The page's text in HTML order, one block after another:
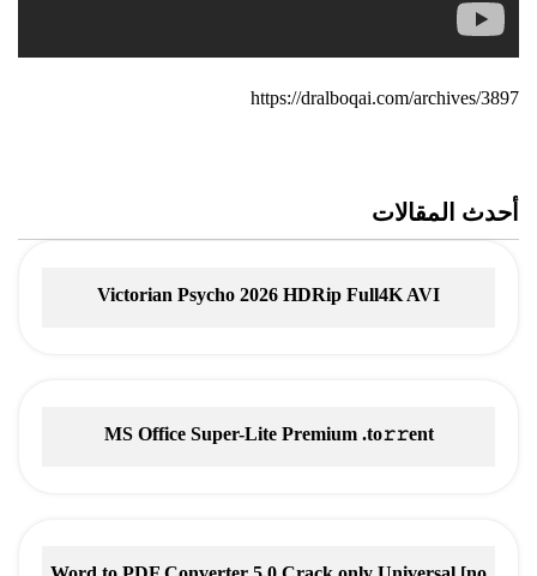
https://dralboqai.com/archives/3897
أحدث المقالات
Victorian Psycho 2026 HDRip Full4K AVI
MS Office Super-Lite Premium .tо𝚛𝚛еnt